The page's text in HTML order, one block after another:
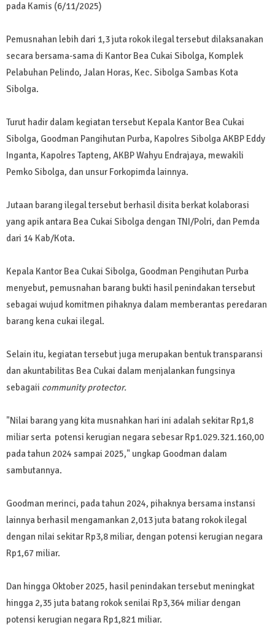
pada Kamis (6/11/2025)
Pemusnahan lebih dari 1,3 juta rokok ilegal tersebut dilaksanakan
secara bersama-sama di Kantor Bea Cukai Sibolga, Komplek
Pelabuhan Pelindo, Jalan Horas, Kec. Sibolga Sambas Kota
Sibolga.
Turut hadir dalam kegiatan tersebut Kepala Kantor Bea Cukai
Sibolga, Goodman Pangihutan Purba, Kapolres Sibolga AKBP Eddy
Inganta, Kapolres Tapteng, AKBP Wahyu Endrajaya, mewakili
Pemko Sibolga, dan unsur Forkopimda lainnya.
Jutaan barang ilegal tersebut berhasil disita berkat kolaborasi
yang apik antara Bea Cukai Sibolga dengan TNI/Polri, dan Pemda
dari 14 Kab/Kota.
Kepala Kantor Bea Cukai Sibolga, Goodman Pengihutan Purba
menyebut, pemusnahan barang bukti hasil penindakan tersebut
sebagai wujud komitmen pihaknya dalam memberantas peredaran
barang kena cukai ilegal.
Selain itu, kegiatan tersebut juga merupakan bentuk transparansi
dan akuntabilitas Bea Cukai dalam menjalankan fungsinya
sebagaii community protector.
"Nilai barang yang kita musnahkan hari ini adalah sekitar Rp1,8
miliar serta potensi kerugian negara sebesar Rp1.029.321.160,00
pada tahun 2024 sampai 2025," ungkap Goodman dalam
sambutannya.
Goodman merinci, pada tahun 2024, pihaknya bersama instansi
lainnya berhasil mengamankan 2,013 juta batang rokok ilegal
dengan nilai sekitar Rp3,8 miliar, dengan potensi kerugian negara
Rp1,67 miliar.
Dan hingga Oktober 2025, hasil penindakan tersebut meningkat
hingga 2,35 juta batang rokok senilai Rp3,364 miliar dengan
potensi kerugian negara Rp1,821 miliar.